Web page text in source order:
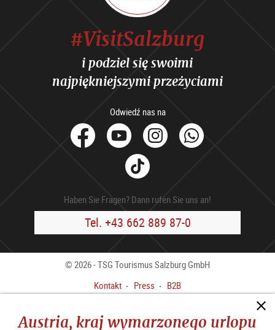
Austria, kraj wymarzonego urlopu
#VisitSalzburg
i podziel się swoimi
najpiękniejszymi przeżyciami
Odwiedź nas na
facebook
YoutubeInstagram
Tik
Tok
Haben Sie Fragen? Dann rufen Sie uns an!
Tel. +43 662 889 87-0
© 2026 - TSG Tourismus Salzburg GmbH
Kontakt
Press
B2B
Polityka Prywatności